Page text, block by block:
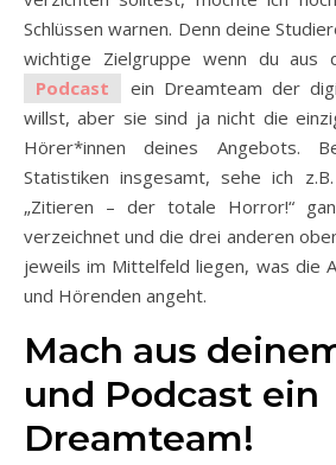
Schlüssen warnen. Denn deine
wichtige Zielgruppe wenn du aus
Podcast
ein Dreamteam der
willst, aber sie sind ja nicht die
Hörer*innen deines Angebots.
Statistiken insgesamt, sehe ich
„Zitieren – der totale Horror!“
verzeichnet und die drei anderen
jeweils im Mittelfeld liegen, was die
und Hörenden angeht.
Mach aus
und Podcast ein
Dreamteam!